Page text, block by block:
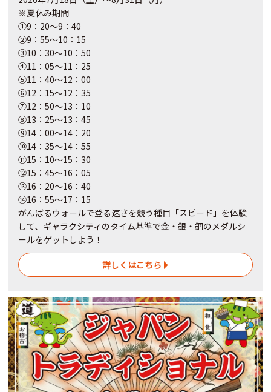
※夏休み期間
①9：20～9：40
②9：55～10：15
③10：30～10：50
④11：05～11：25
⑤11：40～12：00
⑥12：15～12：35
⑦12：50～13：10
⑧13：25～13：45
⑨14：00～14：20
⑩14：35～14：55
⑪15：10～15：30
⑫15：45～16：05
⑬16：20～16：40
⑭16：55～17：15
がんばるウォールで登る速さを競う種目「スピード」を体験
して、ギャラクシティのタイム基準で金・銀・銅のメダルシ
ールをゲットしよう！
詳しくはこちら